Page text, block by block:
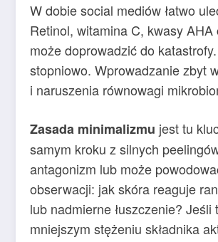
W dobie social mediów łatwo
Retinol, witamina C, kwasy
może doprowadzić do
stopniowo. Wprowadzanie zbyt
i naruszenia równowagi
Zasada minimalizmu jest tu
samym kroku z silnych
antagonizm lub może
obserwacji: jak skóra reaguje
lub nadmierne łuszczenie?
mniejszym stężeniu składnika